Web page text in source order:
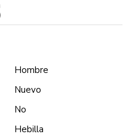
Hombre
Nuevo
No
Hebilla